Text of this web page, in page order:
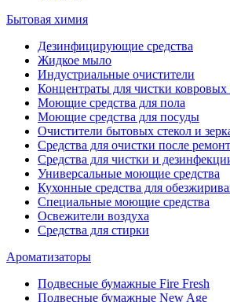
Бытовая химия
Дезинфицирующие средства
Жидкое мыло
Индустриальные очистители
Концентраты для чистки
Моющие средства для пола
Моющие средства для посуды
Очистители бытовых стекол и
Средства для очистки после
Средства для чистки и
Универсальные моющие средства
Кухонные средства для
Специальные моющие средства
Освежители воздуха
Средства для стирки
Ароматизаторы
Подвесные бумажные Fire Fresh
Подвесные бумажные New Age